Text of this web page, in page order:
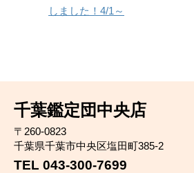
しました！4/1～
千葉鑑定団中央店
〒260-0823
千葉県千葉市中央区塩田町385-2
TEL 043-300-7699